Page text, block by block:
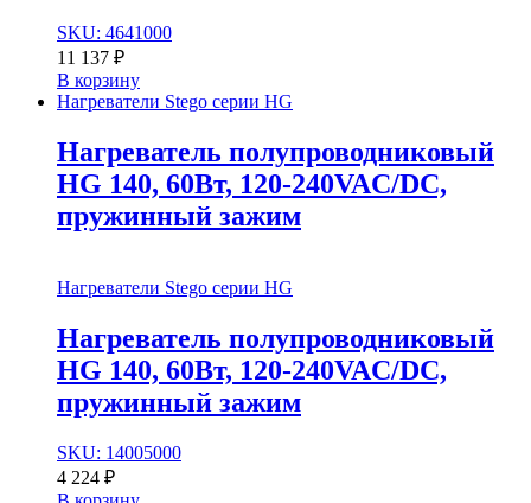
SKU: 4641000
11 137 ₽
В корзину
Нагреватели Stego серии HG
Нагреватель полупроводниковый
HG 140, 60Вт, 120-240VAC/DC,
пружинный зажим
Нагреватели Stego серии HG
Нагреватель полупроводниковый
HG 140, 60Вт, 120-240VAC/DC,
пружинный зажим
SKU: 14005000
4 224 ₽